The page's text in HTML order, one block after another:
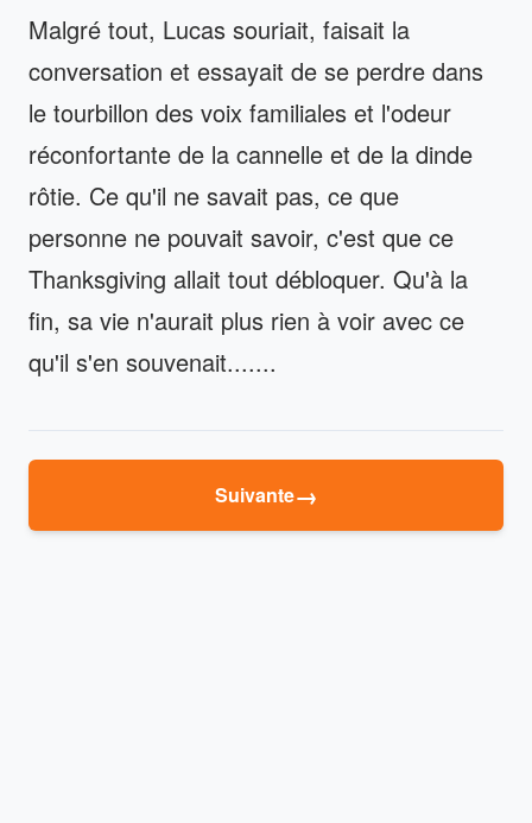
Malgré tout, Lucas souriait, faisait la
conversation et essayait de se perdre dans
le tourbillon des voix familiales et l'odeur
réconfortante de la cannelle et de la dinde
rôtie. Ce qu'il ne savait pas, ce que
personne ne pouvait savoir, c'est que ce
Thanksgiving allait tout débloquer. Qu'à la
fin, sa vie n'aurait plus rien à voir avec ce
qu'il s'en souvenait.......
Suivante→